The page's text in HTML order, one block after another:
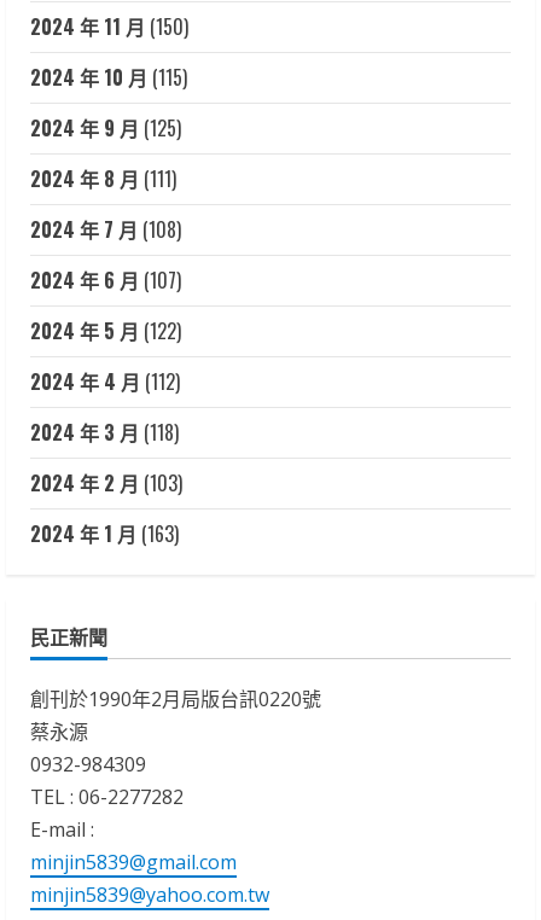
2024 年 11 月 (150)
2024 年 10 月 (115)
2024 年 9 月 (125)
2024 年 8 月 (111)
2024 年 7 月 (108)
2024 年 6 月 (107)
2024 年 5 月 (122)
2024 年 4 月 (112)
2024 年 3 月 (118)
2024 年 2 月 (103)
2024 年 1 月 (163)
民正新聞
創刊於1990年2月局版台訊0220號
蔡永源
0932-984309
TEL : 06-2277282
E-mail :
minjin5839@gmail.com
minjin5839@yahoo.com.tw